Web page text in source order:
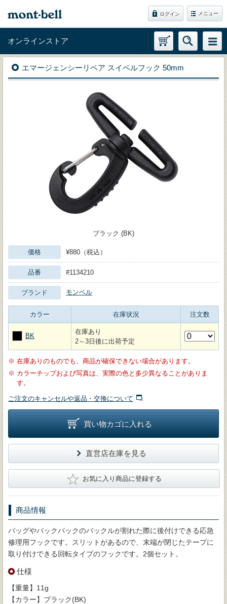
ログイン メニュー
オンラインストア
エマージェンシーリペア スイベルフック 50mm
ブラック (BK)
価格 ¥880（税込）
品番 #1134210
ブランド モンベル
カラー 在庫状況 注文数
BK
在庫あり
2～3日後に出荷予定
※ 在庫ありのものでも、商品が確保できない場合があります。
※ カラーチップおよび写真は、実際の色と多少異なることがありま
す。
ご注文のキャンセルや返品・交換について
買い物カゴに入れる
直営店在庫を見る
★ お気に入り商品に登録する
商品情報
バッグやバックパックのバックルが割れた際に後付けできる応急
修理用フックです。スリットがあるので、末端が閉じたテープに
取り付けできる回転タイプのフックです。2個セット。
仕様
【重量】11g
【カラー】ブラック(BK)